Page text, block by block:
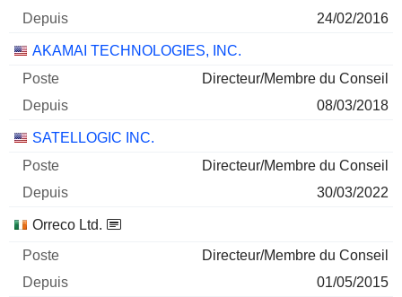
24/02/2016
AKAMAI TECHNOLOGIES, INC.
Directeur/Membre du Conseil
08/03/2018
SATELLOGIC INC.
Directeur/Membre du Conseil
30/03/2022
Orreco Ltd.
Directeur/Membre du Conseil
01/05/2015